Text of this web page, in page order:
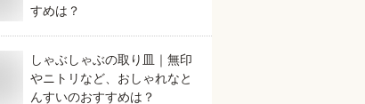
すめは？
しゃぶしゃぶの取り皿｜無印
やニトリなど、おしゃれなと
んすいのおすすめは？